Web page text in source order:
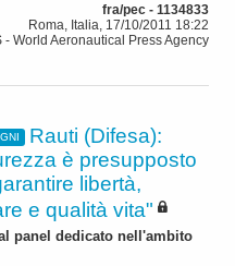
fra/pec - 1134833
Roma, Italia, 17/10/2011 18:22
- World Aeronautical Press Agency
Rauti (Difesa):
è presupposto
libertà,
e qualità vita"
panel dedicato nell'ambito